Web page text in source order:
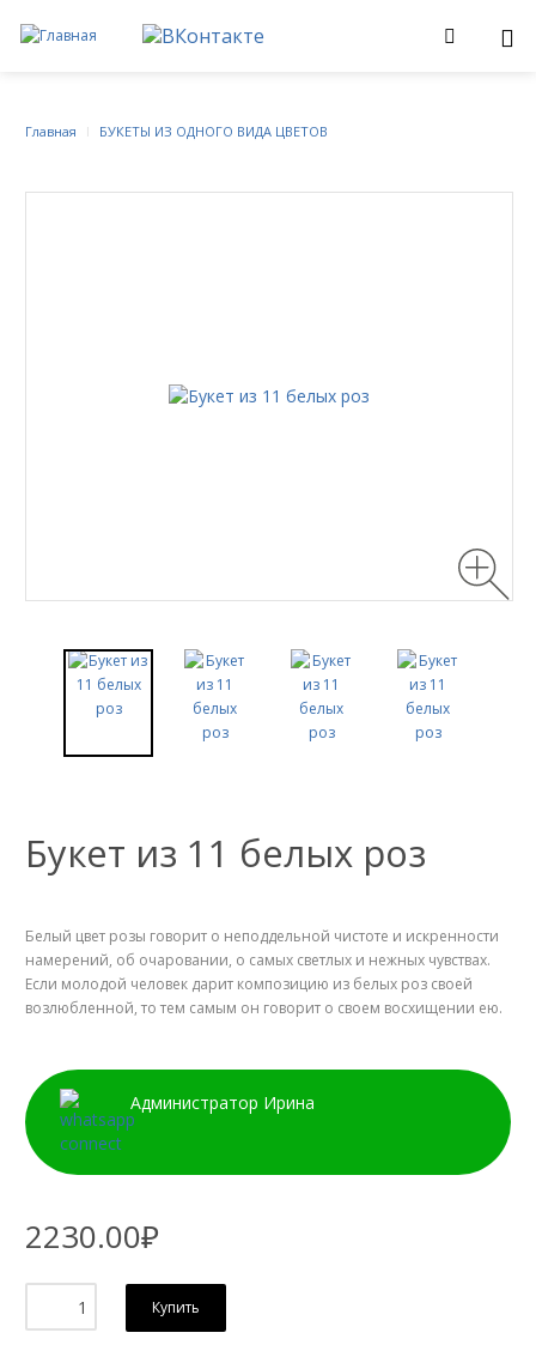
Главная БУКЕТЫ ИЗ ОДНОГО ВИДА ЦВЕТОВ
Букет из 11 белых роз
Белый цвет розы говорит о неподдельной чистоте и искренности
намерений, об очаровании, о самых светлых и нежных чувствах.
Если молодой человек дарит композицию из белых роз своей
возлюбленной, то тем самым он говорит о своем восхищении ею.
Администратор Ирина
2230.00₽
Купить